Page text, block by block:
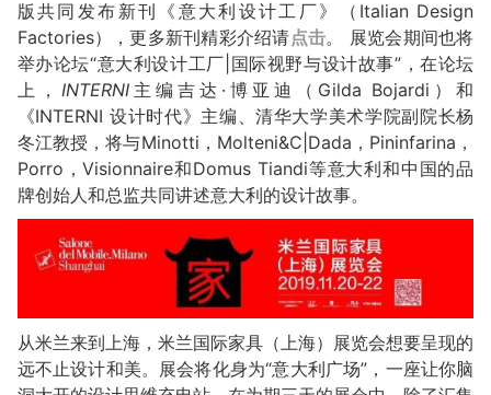
版共同发布新刊《意大利设计工厂》（Italian Design
Factories），更多新刊精彩介绍请点击。 展览会期间也将
举办论坛“意大利设计工厂|国际视野与设计故事”，在论坛
上， INTERNI主编吉达·博亚迪（Gilda Bojardi）和
《INTERNI 设计时代》主编、清华大学美术学院副院长杨
冬江教授，将与Minotti，Molteni&C|Dada，Pininfarina，
Porro，Visionnaire和Domus Tiandi等意大利和中国的品
牌创始人和总监共同讲述意大利的设计故事。
从米兰来到上海，米兰国际家具（上海）展览会想要呈现的
远不止设计和美。展会将化身为“意大利广场”，一座让你脑